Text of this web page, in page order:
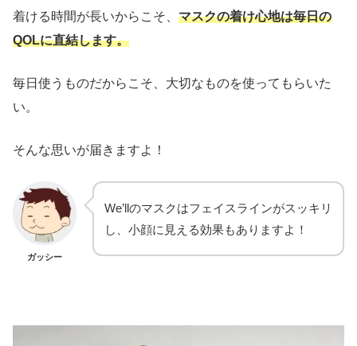
着ける時間が長いからこそ、 マスクの着け心地は毎日の
QOLに直結します。
毎日使うものだからこそ、大切なものを使ってもらいた
い。
そんな思いが届きますよ！
ガッシー
We’llのマスクはフェイスラインがスッキリ
し、小顔に見える効果もありますよ！